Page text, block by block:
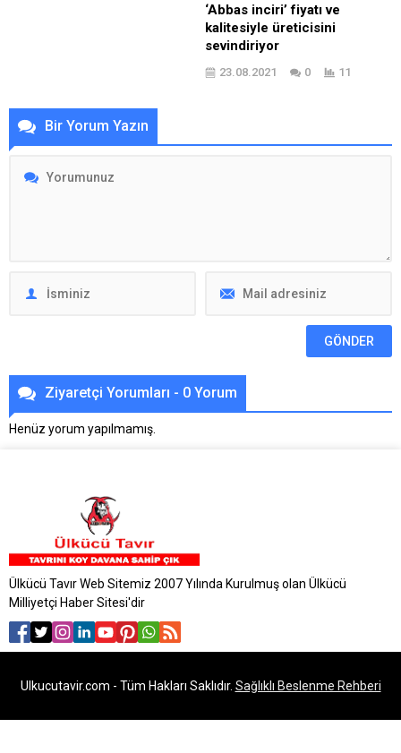
‘Abbas inciri’ fiyatı ve
kalitesiyle üreticisini
sevindiriyor
23.08.2021 0 11
Bir Yorum Yazın
Ziyaretçi Yorumları - 0 Yorum
Henüz yorum yapılmamış.
Ülkücü Tavır Web Sitemiz 2007 Yılında Kurulmuş olan Ülkücü
Milliyetçi Haber Sitesi'dir
Ulkucutavir.com - Tüm Hakları Saklıdır. Sağlıklı Beslenme Rehberi